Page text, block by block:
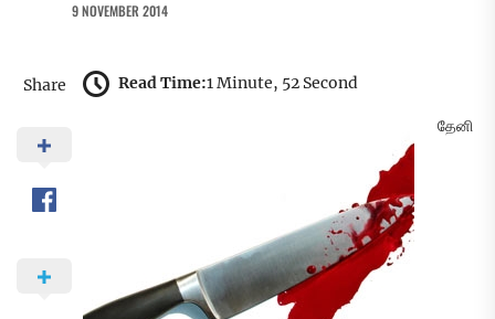
9 NOVEMBER 2014
Share Read Time:1 Minute, 52 Second
தேனி